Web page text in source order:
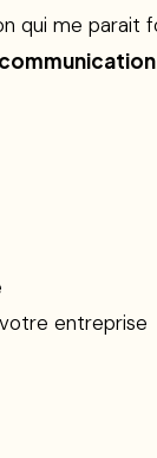
qui me parait
communication
entreprise